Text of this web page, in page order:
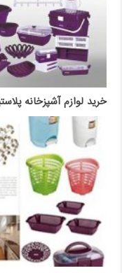
خرید لوازم آشپزخانه